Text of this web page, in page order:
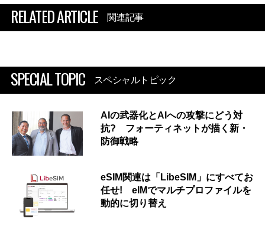
RELATED ARTICLE 関連記事
SPECIAL TOPIC スペシャルトピック
AIの武器化とAIへの攻撃にどう対
抗? フォーティネットが描く新・
防御戦略
eSIM関連は「LibeSIM」にすべてお
任せ! eIMでマルチプロファイルを
動的に切り替え